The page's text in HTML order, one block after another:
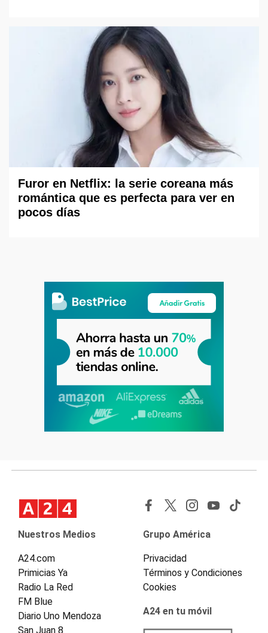
Furor en Netflix: la serie coreana más
romántica que es perfecta para ver en
pocos días
Nuestros Medios
A24.com
Primicias Ya
Radio La Red
FM Blue
Diario Uno Mendoza
San Juan 8
Grupo América
Privacidad
Términos y Condiciones
Cookies
A24 en tu móvil